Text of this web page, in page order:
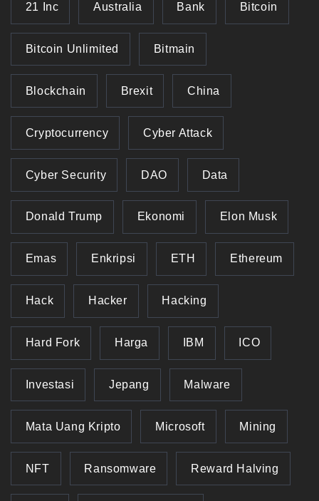
21 Inc Australia Bank Bitcoin
Bitcoin Unlimited Bitmain
Blockchain Brexit China
Cryptocurrency Cyber Attack
Cyber Security DAO Data
Donald Trump Ekonomi Elon Musk
Emas Enkripsi ETH Ethereum
Hack Hacker Hacking
Hard Fork Harga IBM ICO
Investasi Jepang Malware
Mata Uang Kripto Microsoft Mining
NFT Ransomware Reward Halving